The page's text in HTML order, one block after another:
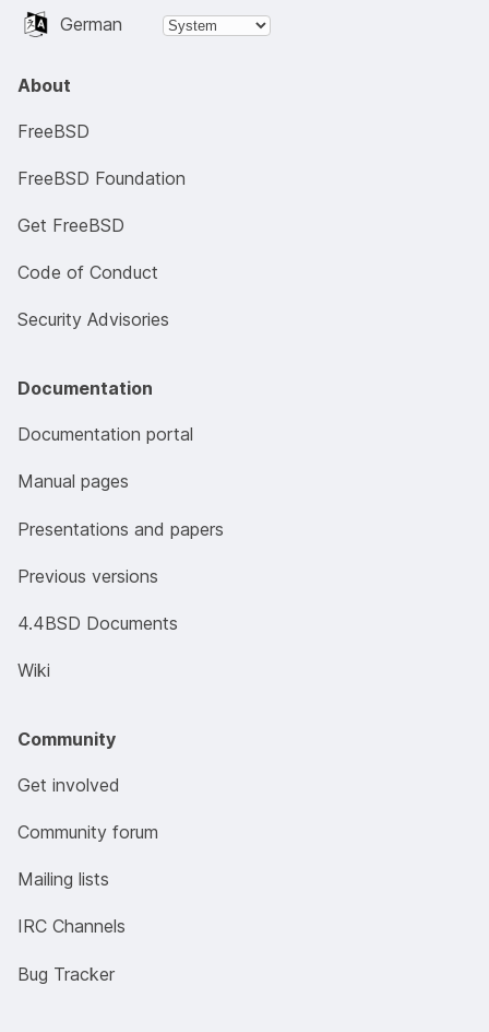
German
About
FreeBSD
FreeBSD Foundation
Get FreeBSD
Code of Conduct
Security Advisories
Documentation
Documentation portal
Manual pages
Presentations and papers
Previous versions
4.4BSD Documents
Wiki
Community
Get involved
Community forum
Mailing lists
IRC Channels
Bug Tracker